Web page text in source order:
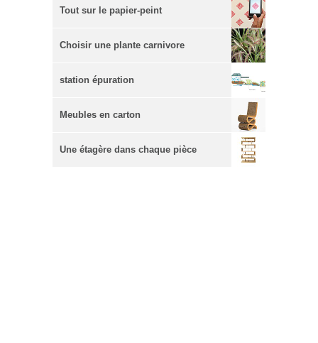
Tout sur le papier-peint
Choisir une plante carnivore
station épuration
Meubles en carton
Une étagère dans chaque pièce